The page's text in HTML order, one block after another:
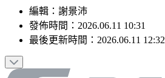
編輯 ： 謝景沛
發佈時間： 2026.06.11 10:31
最後更新時間： 2026.06.11 12:32